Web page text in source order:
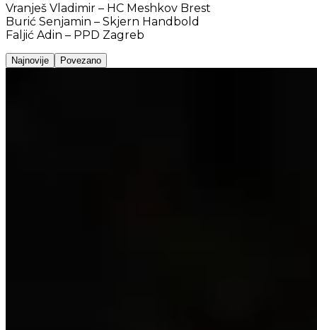
Vranješ Vladimir – HC Meshkov Brest
Burić Senjamin – Skjern Handbold
Faljić Adin – PPD Zagreb
Najnovije Povezano